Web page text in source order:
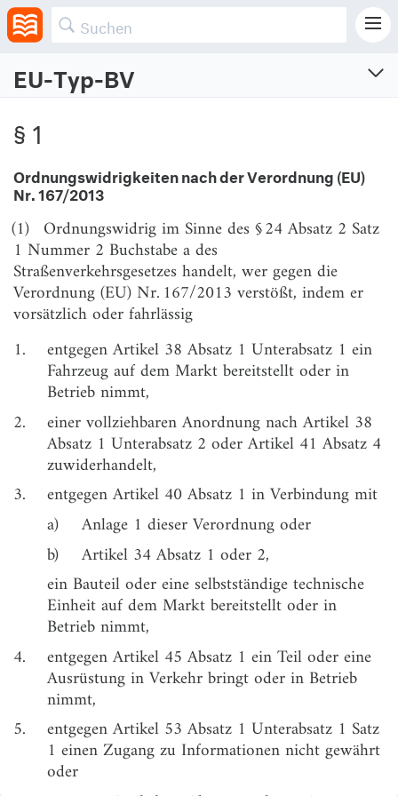
EU-Typ-BV
Verordnung über die Ahndung von Zuwiderhandlungen gegen EU-
Typgenehmigungsvorschriften
Vom 15.3.2023 (BGBl. I S. Nr. 78)
§ 1
Nr. 167/2013
§ 2
Ordnungswidrigkeiten nach der Verordnung (EU)
Nr. 168/2013
§ 3
Ordnungswidrigkeiten nach der Delegierten
Ordnungswidrigkeiten nach der Delegierten
Verordnung (EU) Nr. 1322/2014
§ 5
Ordnungswidrigkeiten nach der Verordnung (EU)
2018/858
Verweisungen auf Vorschriften in Rechtsakten der
Europäischen Gemeinschaft oder der Europäischen
Union
Inkrafttreten
Aufstellung der Anforderungen im Sinne des
Anhanges I der Verordnung (EU) 167/2013 an
Fahrzeuge, Systeme, Bauteile und selbstständige
technische Einheiten
Anlage (zu § 5 Absatz 1 Nummer 3, Absatz 3 Nummer 1
und 7) Aufstellung der Anforderungen im Sinne des
Fahrzeuge, Systeme, Bauteile und selbstständige
technische Einheiten
(zu § 6) Fundstellenverzeichnis der Rechtsakte der
§ 1
Ordnungswidrigkeiten nach der Verordnung (EU)
Nr. 167/2013
(1) Ordnungswidrig im Sinne des § 24 Absatz 2 Satz
1 Nummer 2 Buchstabe a des
Straßenverkehrsgesetzes handelt, wer gegen die
Verordnung (EU) Nr. 167/2013 verstößt, indem er
vorsätzlich oder fahrlässig
1.
entgegen Artikel 38 Absatz 1 Unterabsatz 1 ein
Fahrzeug auf dem Markt bereitstellt oder in
Betrieb nimmt,
2.
einer vollziehbaren Anordnung nach Artikel 38
Absatz 1 Unterabsatz 2 oder Artikel 41 Absatz 4
zuwiderhandelt,
3.
entgegen Artikel 40 Absatz 1 in Verbindung mit
a)
Anlage 1 dieser Verordnung oder
b)
Artikel 34 Absatz 1 oder 2,
ein Bauteil oder eine selbstständige technische
Einheit auf dem Markt bereitstellt oder in
Betrieb nimmt,
4.
entgegen Artikel 45 Absatz 1 ein Teil oder eine
Ausrüstung in Verkehr bringt oder in Betrieb
nimmt,
5.
entgegen Artikel 53 Absatz 1 Unterabsatz 1 Satz
1 einen Zugang zu Informationen nicht gewährt
oder